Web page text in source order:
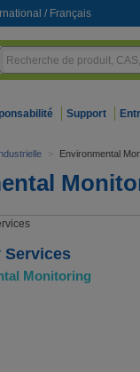
/ Français
Support
> Environmental
Services
Monitoring